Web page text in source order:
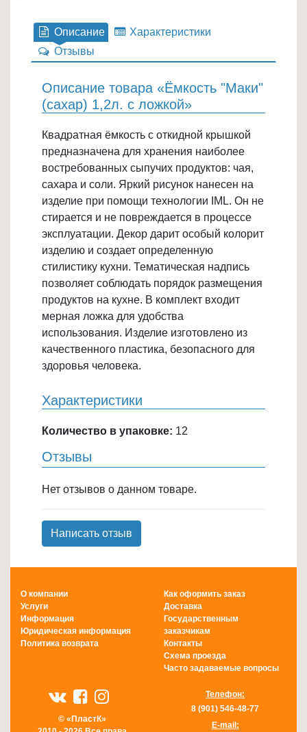
Описание
Характеристики
Отзывы
Описание товара «Ёмкость "Маки"
(сахар) 1,2л. с ложкой»
Квадратная ёмкость с откидной крышкой
предназначена для хранения наиболее
востребованных сыпучих продуктов: чая,
сахара и соли. Яркий рисунок нанесен на
изделие при помощи технологии IML. Он не
стирается и не повреждается в процессе
эксплуатации. Декор дарит особый колорит
изделию и создает определенную
стилистику кухни. Тематическая надпись
позволяет соблюдать порядок размещения
продуктов на кухне. В комплект входит
мерная ложка для удобства
использования. Изделие изготовлено из
качественного пластика, безопасного для
здоровья человека.
Характеристики
Количество в упаковке: 12
Отзывы
Нет отзывов о данном товаре.
Написать отзыв
О компании
Услуги
Информация
Юридическая информация
Политика возврата
Как оформить заказ
Доставка
Государственным
заказчикам
Контакты
Схема проезда
Часто задаваемые вопросы
© «ПластК»
Телефон:
8 (901) 546-48-77
E-mail:
дачи
Товары
ванной
туалета
Товары
хранения